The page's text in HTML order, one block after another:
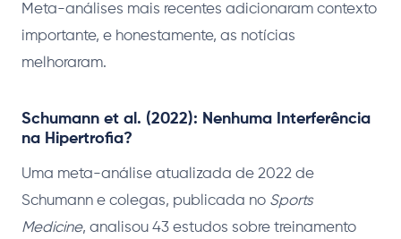
Meta-análises mais recentes adicionaram contexto
importante, e honestamente, as notícias
melhoraram.
Schumann et al. (2022): Nenhuma Interferência
na Hipertrofia?
Uma meta-análise atualizada de 2022 de
Schumann e colegas, publicada no Sports
Medicine, analisou 43 estudos sobre treinamento